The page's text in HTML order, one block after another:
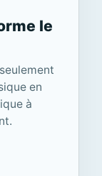
le
en
à